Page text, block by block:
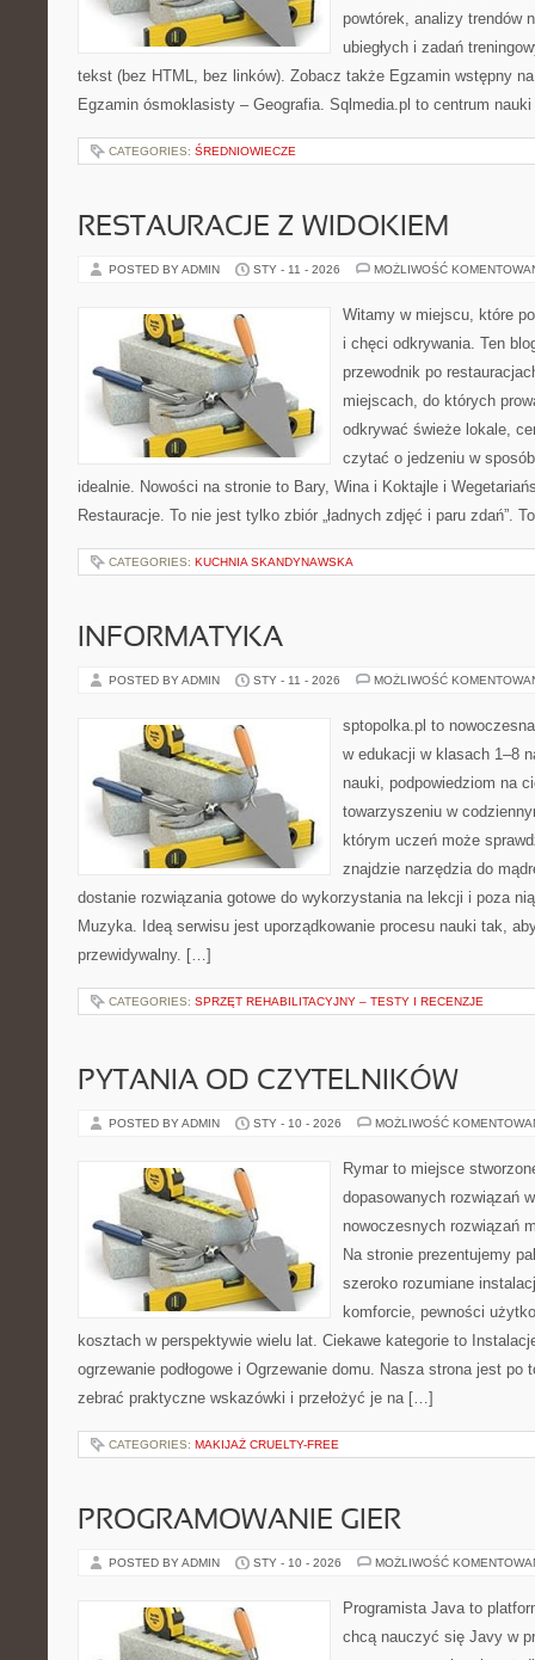
powtórek, analizy trendów
ubiegłych i zadań
tekst (bez HTML, bez linków). Zobacz także Egzamin wstępny
Egzamin ósmoklasisty – Geografia. Sqlmedia.pl to centrum
CATEGORIES: ŚREDNIOWIECZE
RESTAURACJE Z WIDOKIEM
POSTED BY ADMIN STY - 11 - 2026 MOŻLIWOŚĆ
Witamy w miejscu, które
i chęci odkrywania. Ten
przewodnik po
miejscach, do których
odkrywać świeże lokale,
czytać o jedzeniu w
idealnie. Nowości na stronie to Bary, Wina i Koktajle i
Restauracje. To nie jest tylko zbiór „ładnych zdjęć i paru zdań”.
CATEGORIES: KUCHNIA SKANDYNAWSKA
INFORMATYKA
POSTED BY ADMIN STY - 11 - 2026 MOŻLIWOŚĆ
sptopolka.pl to
w edukacji w klasach 1–8
nauki, podpowiedziom na
towarzyszeniu w
którym uczeń może
znajdzie narzędzia do
dostanie rozwiązania gotowe do wykorzystania na lekcji i poza
Muzyka. Ideą serwisu jest uporządkowanie procesu nauki tak,
przewidywalny. […]
CATEGORIES: SPRZĘT REHABILITACYJNY – TESTY I RECENZJE
PYTANIA OD CZYTELNIKÓW
POSTED BY ADMIN STY - 10 - 2026 MOŻLIWOŚĆ
Rymar to miejsce
dopasowanych rozwiązań
nowoczesnych rozwiązań
Na stronie prezentujemy
szeroko rozumiane
komforcie, pewności
kosztach w perspektywie wielu lat. Ciekawe kategorie to
ogrzewanie podłogowe i Ogrzewanie domu. Nasza strona jest po
zebrać praktyczne wskazówki i przełożyć je na […]
CATEGORIES: MAKIJAŻ CRUELTY-FREE
PROGRAMOWANIE GIER
POSTED BY ADMIN STY - 10 - 2026 MOŻLIWOŚĆ
Programista Java to
chcą nauczyć się Javy w